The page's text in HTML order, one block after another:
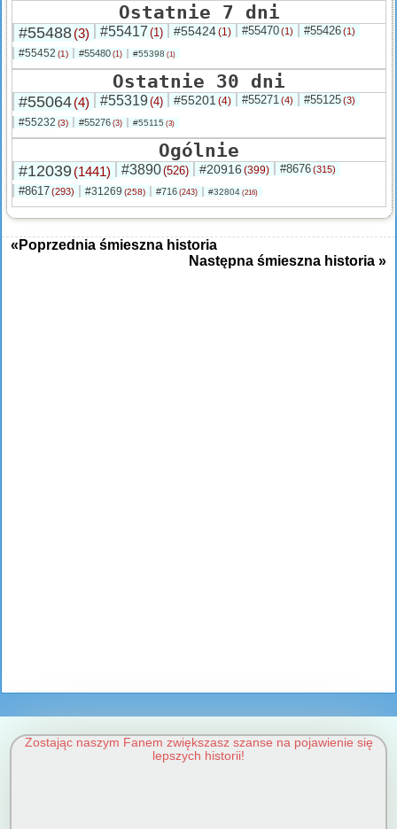
Ostatnie 7 dni
#55488(3) #55417 (1) #55424(1) #55470(1) #55426(1)
#55452 (1) #55480 (1) #55398 (1)
Ostatnie 30 dni
#55064(4) #55319(4) #55201 (4) #55271(4) #55125(3)
#55232 (3) #55276 (3) #55115 (3)
Ogólnie
#12039(1441) #3890(526) #20916 (399) #8676(315)
#8617(293) #31269 (258) #716 (243) #32804 (216)
«Poprzednia śmieszna historia
Następna śmieszna historia »
Zostając naszym Fanem zwiększasz szanse na pojawienie się
lepszych historii!